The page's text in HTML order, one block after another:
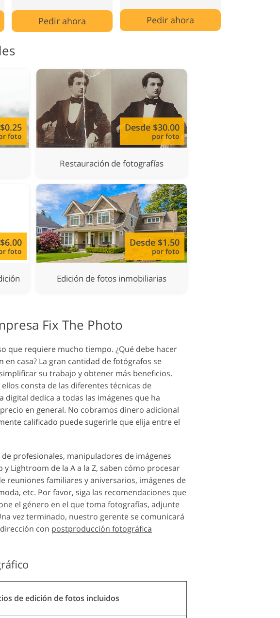
Pedir ahora Pedir ahora
foto
Desde $30.00
por foto
Restauración de fotografías
foto
Desde $1.50
por foto
Edición de fotos inmobiliarias
Fix The Photo
que requiere mucho tiempo. ¿Qué debe hacer
casa? La gran cantidad de fotógrafos se
su trabajo y obtener más beneficios.
consta de las diferentes técnicas de
dedica a todas las imágenes que ha
en general. No cobramos dinero adicional
calificado puede sugerirle que elija entre el
profesionales, manipuladores de imágenes
Lightroom de la A a la Z, saben cómo procesar
reuniones familiares y aniversarios, imágenes de
etc. Por favor, siga las recomendaciones que
el género en el que toma fotografías, adjunte
vez terminado, nuestro gerente se comunicará
con postproducción fotográfica
de edición de fotos incluidos